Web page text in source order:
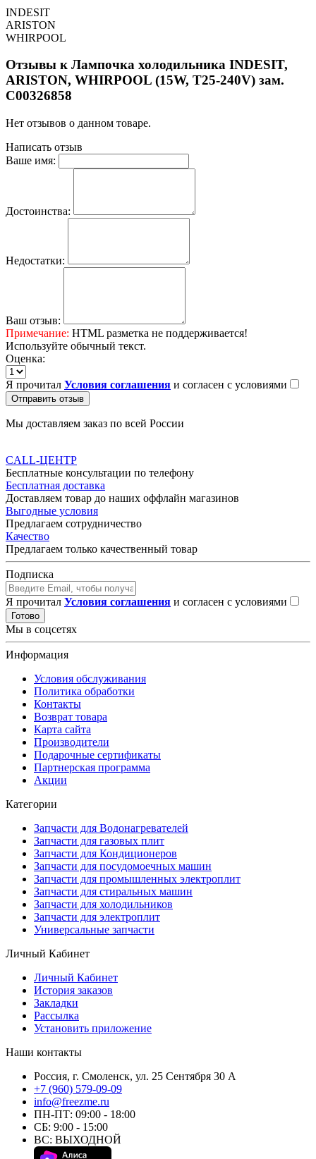
INDESIT
ARISTON
WHIRPOOL
Отзывы к Лампочка холодильника INDESIT,
ARISTON, WHIRPOOL (15W, T25-240V) зам.
C00326858
Нет отзывов о данном товаре.
Написать отзыв
Ваше имя:
Достоинства:
Недостатки:
Ваш отзыв:
Примечание: HTML разметка не поддерживается!
Используйте обычный текст.
Оценка:
Я прочитал Условия соглашения и согласен с условиями
Отправить отзыв
Мы доставляем заказ по всей России
CALL-ЦЕНТР
Бесплатные консультации по телефону
Бесплатная доставка
Доставляем товар до наших оффлайн магазинов
Выгодные условия
Предлагаем сотрудничество
Качество
Предлагаем только качественный товар
Подписка
Я прочитал Условия соглашения и согласен с условиями
Готово
Мы в соцсетях
Информация
Условия обслуживания
Политика обработки
Контакты
Возврат товара
Карта сайта
Производители
Подарочные сертификаты
Партнерская программа
Акции
Категории
Запчасти для Водонагревателей
Запчасти для газовых плит
Запчасти для Кондиционеров
Запчасти для посудомоечных машин
Запчасти для промышленных электроплит
Запчасти для стиральных машин
Запчасти для холодильников
Запчасти для электроплит
Универсальные запчасти
Личный Кабинет
Личный Кабинет
История заказов
Закладки
Рассылка
Установить приложение
Наши контакты
Россия, г. Смоленск, ул. 25 Сентября 30 А
+7 (960) 579-09-09
info@freezme.ru
ПН-ПТ: 09:00 - 18:00
СБ: 9:00 - 15:00
ВС: ВЫХОДНОЙ